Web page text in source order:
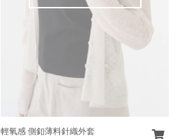
輕氧感 側釦薄料針織外套